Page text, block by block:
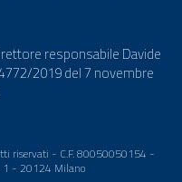
responsabile Davide
2019 del 7 novembre
riservati - C.F. 80050050154 -
1 - 20124 Milano